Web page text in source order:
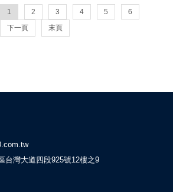
1 2 3 4 5
6
下一頁
末頁
台灣大道四段925號12樓之9